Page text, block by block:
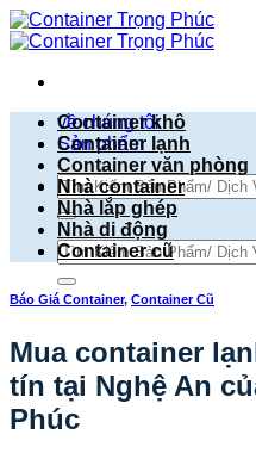
Bỏ
qua
dung
về chúng tôi
Sản phẩm
Tìm
kiếm:
Tìm
kiếm:
Container khô
Container lạnh
Container văn phòng
Nhà container
Nhà lắp ghép
Nhà di động
Container cũ
Báo Giá Container, Container Cũ
Mua container
tín tại Nghệ An
Phúc